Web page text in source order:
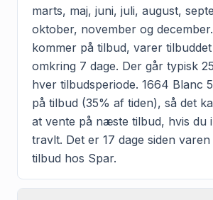
marts, maj, juni, juli, august,
oktober, november og
kommer på tilbud, varer
omkring 7 dage. Der går typisk
hver tilbudsperiode. 1664 Blanc
på tilbud (35% af tiden), så det
at vente på næste tilbud, hvis du
travlt. Det er 17 dage siden
tilbud hos Spar.